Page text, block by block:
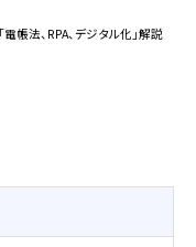
帳法、RPA、デジタル化」解説